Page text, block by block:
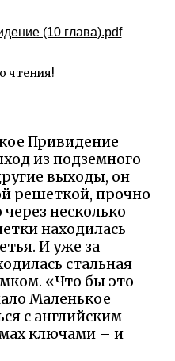
(10 глава).pdf
чтения!
Привидение
из подземного
выходы, он
решеткой, прочно
несколько
находилась
И уже за
стальная
«Что бы это
Маленькое
с английским
ключами – и